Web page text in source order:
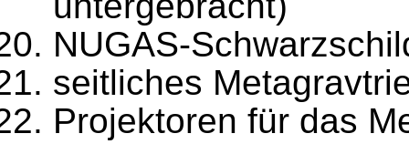
NUGAS-
seitliches
Projektoren für das